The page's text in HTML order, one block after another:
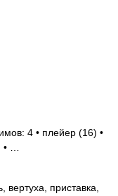
4 • плейер (16) •
…
приставка,